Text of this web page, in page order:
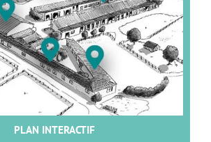
PLAN INTERACTIF